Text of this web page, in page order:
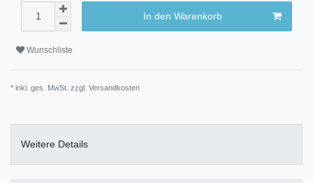
In den Warenkorb
Wunschliste
* inkl. ges. MwSt. zzgl. Versandkosten
Weitere Details